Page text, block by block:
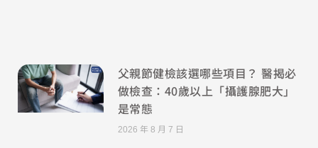
父親節健檢該選哪些項目？ 醫揭必
做檢查：40歲以上「攝護腺肥大」
是常態
2026 年 8 月 7 日